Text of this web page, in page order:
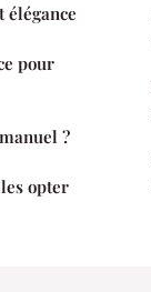
élégance
pour
?
opter